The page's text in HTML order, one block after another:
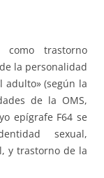
como trastorno
la personalidad
adulto» (según la
de la OMS,
epígrafe F64 se
sexual,
y trastorno de la